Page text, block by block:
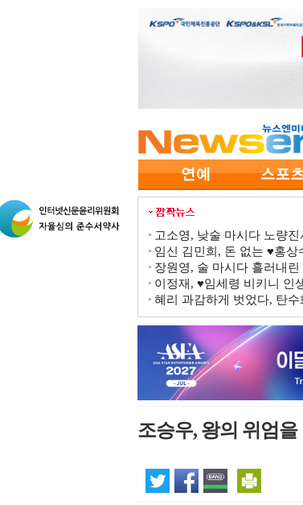
고소영, 낮술 마시다 노량
임신 김민희, 돈 없는 ♥홍
장원영, 술 마시다 흘러내
이정재, ♥임세령 비키니 인
혜리 과감하게 벗었다, 탄수
조승우, 왕의 위엄